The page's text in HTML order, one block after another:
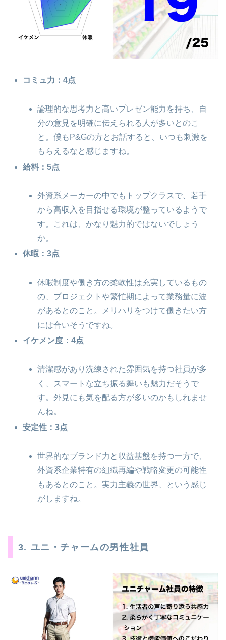
コミュ力：4点
論理的な思考力と高いプレゼン能力を持ち、自
分の意見を明確に伝えられる人が多いとのこ
と。僕もP&Gの方とお話すると、いつも刺激を
もらえるなと感じますね。
給料：5点
外資系メーカーの中でもトップクラスで、若手
から高収入を目指せる環境が整っているようで
す。これは、かなり魅力的ではないでしょう
か。
休暇：3点
休暇制度や働き方の柔軟性は充実しているもの
の、プロジェクトや繁忙期によって業務量に波
があるとのこと。メリハリをつけて働きたい方
には合いそうですね。
イケメン度：4点
清潔感があり洗練された雰囲気を持つ社員が多
く、スマートな立ち振る舞いも魅力だそうで
す。外見にも気を配る方が多いのかもしれませ
んね。
安定性：3点
世界的なブランド力と収益基盤を持つ一方で、
外資系企業特有の組織再編や戦略変更の可能性
もあるとのこと。実力主義の世界、という感じ
がしますね。
3. ユニ・チャームの男性社員